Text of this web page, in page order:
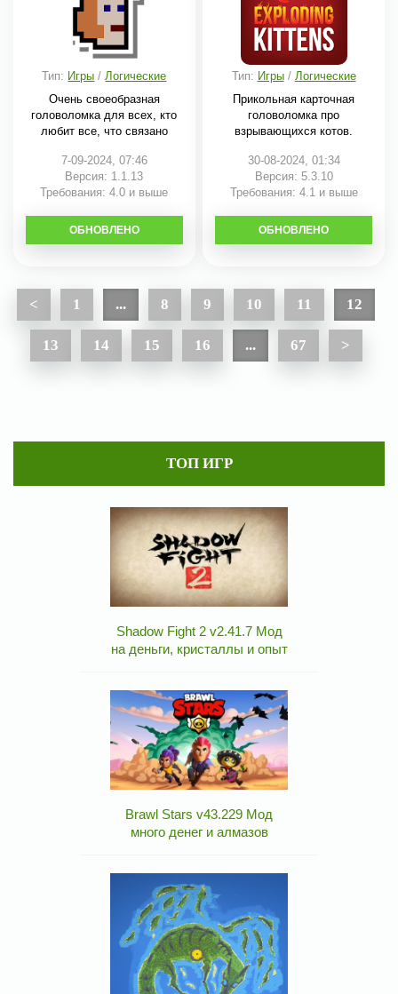
Тип: Игры /Логические
Очень своеобразная
головоломка для всех, кто
любит все, что связано
7-09-2024, 07:46
Версия: 1.1.13
Требования: 4.0 и выше
СКАЧАТЬ
ОБНОВЛЕНО
Тип: Игры/ Логические
Прикольная карточная
головоломка про
взрывающихся котов.
30-08-2024, 01:34
Версия: 5.3.10
Требования: 4.1 и выше
СКАЧАТЬ
ОБНОВЛЕНО
< 1 ... 8 9 10 11 12
13 14 15 16 ... 67 >
ТОП ИГР
Shadow Fight 2 v2.41.7 Мод
на деньги, кристаллы и опыт
Brawl Stars v43.229 Мод
много денег и алмазов